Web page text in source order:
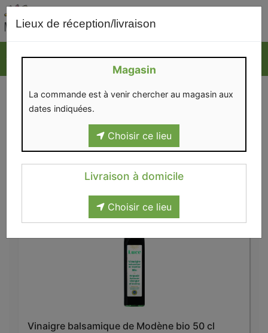
Lieux de réception/livraison
Magasin
La commande est à venir chercher au magasin aux
dates indiquées.
Choisir ce lieu
Livraison à domicile
Choisir ce lieu
VINAIGRES
Epicerie salée>Condiments>Vinaigres
Vinaigre balsamique de Modène bio 50 cl